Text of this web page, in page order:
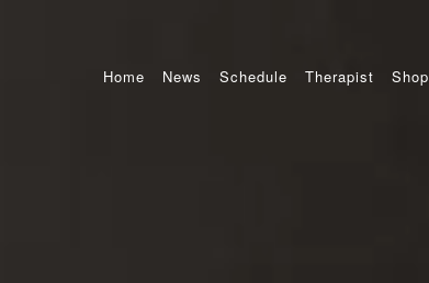
Home News Schedule Therapist Shop